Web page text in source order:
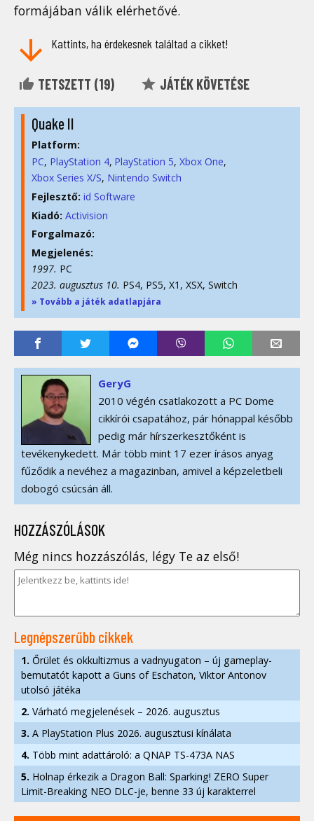
formájában válik elérhetővé.
Kattints, ha érdekesnek találtad a cikket!
TETSZETT (19) JÁTÉK KÖVETÉSE
Quake II
Platform:
PC PlayStation 4 PlayStation 5 Xbox One
Xbox Series X/S Nintendo Switch
Fejlesztő: id Software
Kiadó: Activision
Forgalmazó:
Megjelenés:
1997. PC
2023. augusztus 10. PS4, PS5, X1, XSX, Switch
» Tovább a játék adatlapjára
GeryG
2010 végén csatlakozott a PC Dome
cikkírói csapatához, pár hónappal később
pedig már hírszerkesztőként is
tevékenykedett. Már több mint 17 ezer írásos anyag
fűződik a nevéhez a magazinban, amivel a képzeletbeli
dobogó csúcsán áll.
HOZZÁSZÓLÁSOK
Még nincs hozzászólás, légy Te az első!
Legnépszerűbb cikkek
1. Őrület és okkultizmus a vadnyugaton – új gameplay-
bemutatót kapott a Guns of Eschaton, Viktor Antonov
utolsó játéka
2. Várható megjelenések – 2026. augusztus
3. A PlayStation Plus 2026. augusztusi kínálata
4. Több mint adattároló: a QNAP TS-473A NAS
5. Holnap érkezik a Dragon Ball: Sparking! ZERO Super
Limit-Breaking NEO DLC-je, benne 33 új karakterrel